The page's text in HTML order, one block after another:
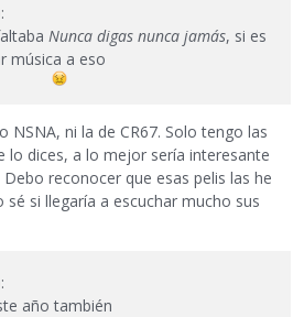
Nunca digas nunca jamás, si es
música a eso
ni la de CR67. Solo tengo las
lo dices, a lo mejor sería interesante
reconocer que esas pelis las he
si llegaría a escuchar mucho sus
año también